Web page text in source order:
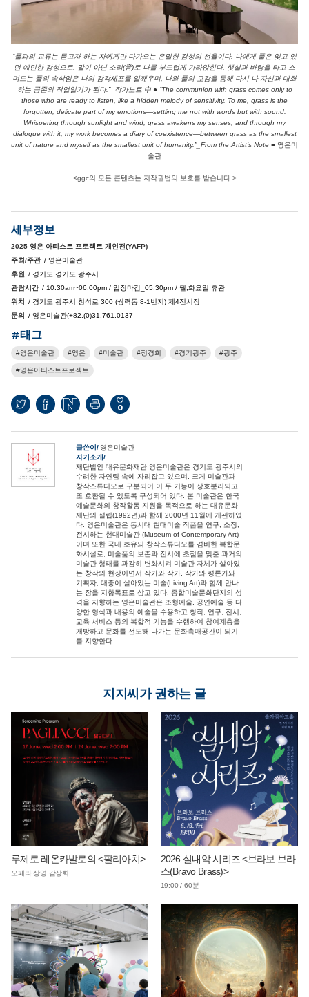
“풀과의 교류는 듣고자 하는 자에게만 다가오는 은밀한 감성의 선율이다. 나에게 풀은 잊고 있
던 예민한 감성으로, 말이 아닌 소리(音)로 나를 부드럽게 가라앉힌다. 햇살과 바람을 타고 스
며드는 풀의 속삭임은 나의 감각세포를 일깨우며, 나와 풀의 교감을 통해 다시 나 자신과 대화
하는 공존의 작업일기가 된다.”_작가노트 中 ● “The communion with grass comes only to
those who are ready to listen, like a hidden melody of sensitivity. To me, grass is the
forgotten, delicate part of my emotions—settling me not with words but with sound.
Whispering through sunlight and wind, grass awakens my senses, and through my
dialogue with it, my work becomes a diary of coexistence—between grass as the smallest
unit of nature and myself as the smallest unit of humanity.”_From the Artist’s Note ■ 영은미
술관
<ggc의 모든 콘텐츠는 저작권법의 보호를 받습니다.>
세부정보
2025 영은 아티스트 프로젝트 개인전(YAFP)
주최/주관 / 영은미술관
후원 / 경기도,경기도 광주시
관람시간 / 10:30am~06:00pm / 입장마감_05:30pm / 월,화요일 휴관
위치
/ 경기도 광주시 청석로 300 (쌍력동 8-1번지) 제4전시장
문의
/ 영은미술관(+82.(0)31.761.0137
#태그
영은미술관 영은 미술관 정경희 경기광주 광주
영은아티스트프로젝트
0
글쓴이
영은미술관
자기소개
재단법인 대유문화재단 영은미술관은 경기도 광주시의
수려한 자연림 속에 자리잡고 있으며, 크게 미술관과
창작스튜디오로 구분되어 이 두 기능이 상호분리되고
또 호환될 수 있도록 구성되어 있다. 본 미술관은 한국
예술문화의 창작활동 지원을 목적으로 하는 대유문화
재단의 설립(1992년)과 함께 2000년 11월에 개관하였
다. 영은미술관은 동시대 현대미술 작품을 연구, 소장,
전시하는 현대미술관 (Museum of Contemporary Art)
이며 또한 국내 초유의 창작스튜디오를 겸비한 복합문
화시설로, 미술품의 보존과 전시에 초점을 맞춘 과거의
미술관 형태를 과감히 변화시켜 미술관 자체가 살아있
는 창작의 현장이면서 작가와 작가, 작가와 평론가와
기획자, 대중이 살아있는 미술(Living Art)과 함께 만나
는 장을 지향목표로 삼고 있다. 종합미술문화단지의 성
격을 지향하는 영은미술관은 조형예술, 공연예술 등 다
양한 형식과 내용의 예술을 수용하고 창작, 연구, 전시,
교육 서비스 등의 복합적 기능을 수행하여 참여계층을
개방하고 문화를 선도해 나가는 문화촉매공간이 되기
를 지향한다.
지지씨가 권하는 글
루제로 레온카발로의 <팔리아치>
오페라 상영 감상회
2026 실내악 시리즈 <브라보 브라
스(Bravo Brass)>
19:00 / 60분